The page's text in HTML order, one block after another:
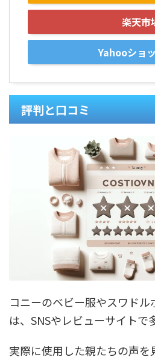
楽天市
Yahooショ
評判と口コミ
コニーのベビー服やスワド
は、SNSやレビューサイトで
実際に使用した親たちの声を